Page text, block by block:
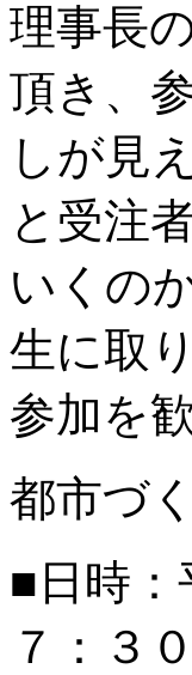
理事長
頂き、
しが見
と受注
いくの
生に取
参加を
都市づ
■日時：
７：３０